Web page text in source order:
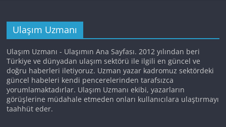
Ulaşım Uzmanı
Ulaşım Uzmanı - Ulaşımın Ana Sayfası. 2012 yılından beri
Türkiye ve dünyadan ulaşım sektörü ile ilgili en güncel ve
doğru haberleri iletiyoruz. Uzman yazar kadromuz sektördeki
güncel habeleri kendi pencerelerinden tarafsızca
yorumlamaktadırlar. Ulaşım Uzmanı ekibi, yazarların
görüşlerine müdahale etmeden onları kullanıcılara ulaştırmayı
taahhüt eder.